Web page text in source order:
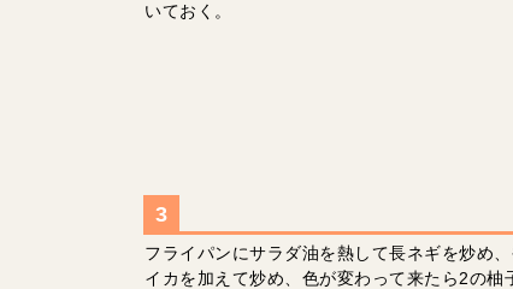
いておく。
フライパンにサラダ油を熱して長ネギを炒め
イカを加えて炒め、色が変わって来たら2の柚